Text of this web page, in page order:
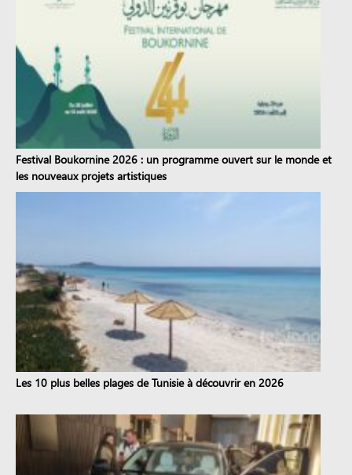
Festival Boukornine 2026 : un programme ouvert sur le monde et
les nouveaux projets artistiques
Les 10 plus belles plages de Tunisie à découvrir en 2026